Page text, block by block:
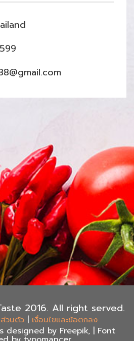
2016. All right served.
วนตัว | เงื่อนไขและข้อตกลง
designed by Freepik, | Font